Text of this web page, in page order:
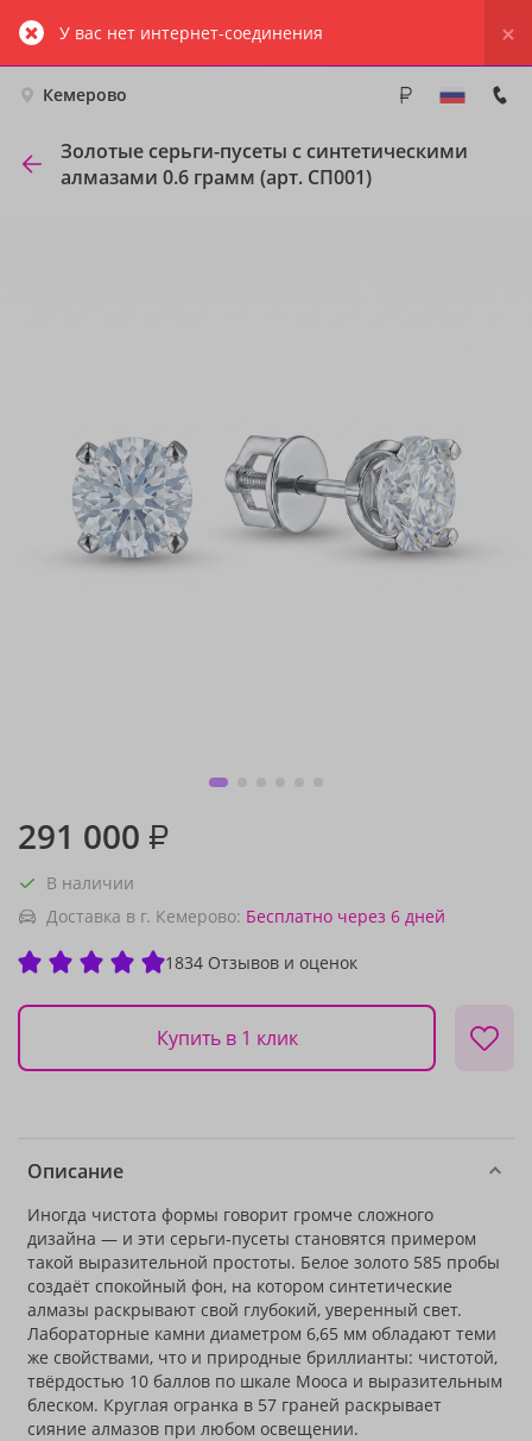
Кемерово
Золотые серьги-пусеты с синтетическими
алмазами 0.6 грамм (арт. СП001)
291 000 ₽
В наличии
Доставка в г. Кемерово: Бесплатно через 6 дней
1834 Отзывов и оценок
Купить в 1 клик
Описание
Иногда чистота формы говорит громче сложного
дизайна — и эти серьги‑пусеты становятся примером
такой выразительной простоты. Белое золото 585 пробы
создаёт спокойный фон, на котором синтетические
алмазы раскрывают свой глубокий, уверенный свет.
Лабораторные камни диаметром 6,65 мм обладают теми
же свойствами, что и природные бриллианты: чистотой,
твёрдостью 10 баллов по шкале Мооса и выразительным
блеском. Круглая огранка в 57 граней раскрывает
сияние алмазов при любом освещении.
У вас нет интернет-соединения